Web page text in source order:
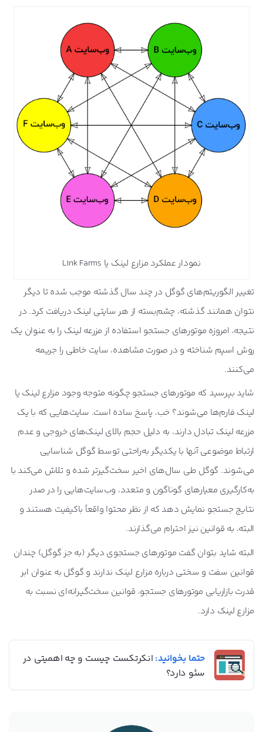
نمودار عملکرد مزارع لینک یا Link Farms
تغییر الگوریتم‌های گوگل در چند سال گذشته موجب شده تا دیگر
نتوان همانند گذشته، چشم‌بسته از هر سایتی لینک دریافت کرد. در
نتیجه، امروزه موتورهای جستجو استفاده از مزرعه لینک را به عنوان یک
روش اسپم شناخته و در صورت مشاهده، سایت خاطی را جریمه
می‌کنند.
شاید بپرسید که موتورهای جستجو چگونه متوجه وجود مزارع لینک یا
لینک فارم‌ها می‌شوند؟ خب، پاسخ ساده است. سایت‌هایی که با یک
مزرعه لینک تبادل دارند، به دلیل حجم بالای لینک‌های خروجی و عدم
ارتباط موضوعی آنها با یکدیگر به‌راحتی توسط گوگل شناسایی
می‌شوند. گوگل طی سال‌های اخیر سخت‌گیرتر شده و تلاش می‌کند با
به‌کارگیری معیارهای گوناگون و متعدد، وب‌سایت‌هایی را در صدر
نتایج جستجو نمایش دهد که از نظر محتوا واقعاً باکیفیت هستند و
البته، به قوانین نیز احترام می‌گذارند.
البته شاید بتوان گفت موتورهای جستجوی دیگر (به جز گوگل) چندان
قوانین سفت و سختی درباره مزارع لینک ندارند و گوگل به عنوان ابر
قدرت بازاریابی موتورهای جستجو، قوانین سخت‌گیرانه‌ای نسبت به
مزارع لینک دارد.
حتما بخوانید: انکرتکست چیست و چه اهمیتی در
سئو دارد؟